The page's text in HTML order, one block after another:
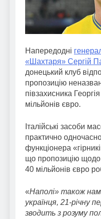
Напередодні
«Шахтаря» Сергій
донецький клуб
пропозицію
півзахисника
мільйонів євро.
Італійські засоби
практично
функціонера
що пропозицію
40 мільйонів євро
«Наполі» також
українця, 21-річну
зводить з розуму